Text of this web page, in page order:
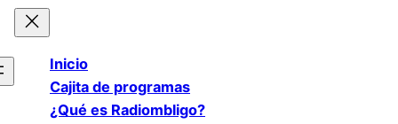
Inicio
Cajita de programas
¿Qué es Radiombligo?